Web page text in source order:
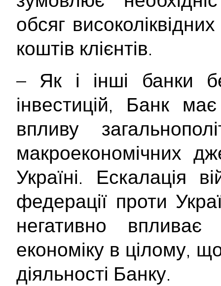
обсяг
коштів клієнтів.
– Як і інші банки
інвестицій, Банк
впливу
макроекономічних
Україні. Ескалація
федерації проти
негативно
економіку в цілому,
діяльності Банку.